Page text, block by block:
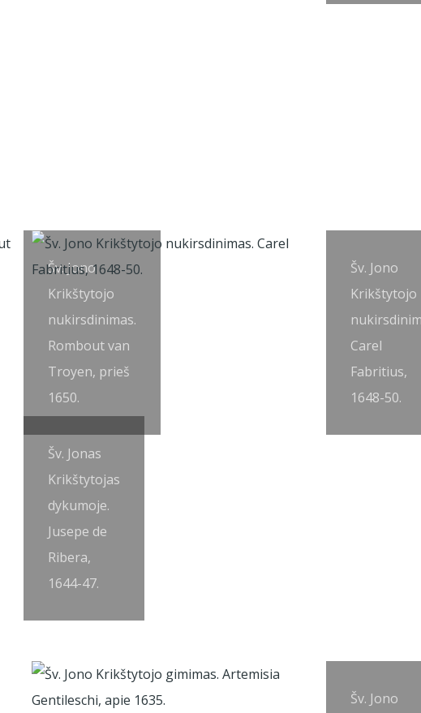
Šv. Jono
Krikštytojo
nukirsdinimas.
Rombout van
Troyen, prieš
1650.
Šv. Jono
Krikštytojo
Carel
Fabritius,
1648-50.
Šv. Jonas
Krikštytojas
dykumoje.
Jusepe de
Ribera,
1644-47.
Šv. Jono